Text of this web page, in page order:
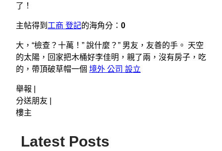
了！
主帖得到 工商 登記的海角分： 0
大，“檢查？十萬！” 說什麼？” 男友，友善的手。 天空
的太陽，回家把木桶好李佳明，親了兩，沒有房子，吃
的，帶頂破草帽一個 境外 公司 設立
舉報 |
分送朋友 |
樓主
Latest Posts